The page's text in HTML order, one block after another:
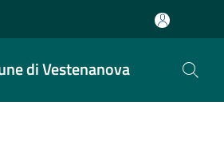
di Vestenanova